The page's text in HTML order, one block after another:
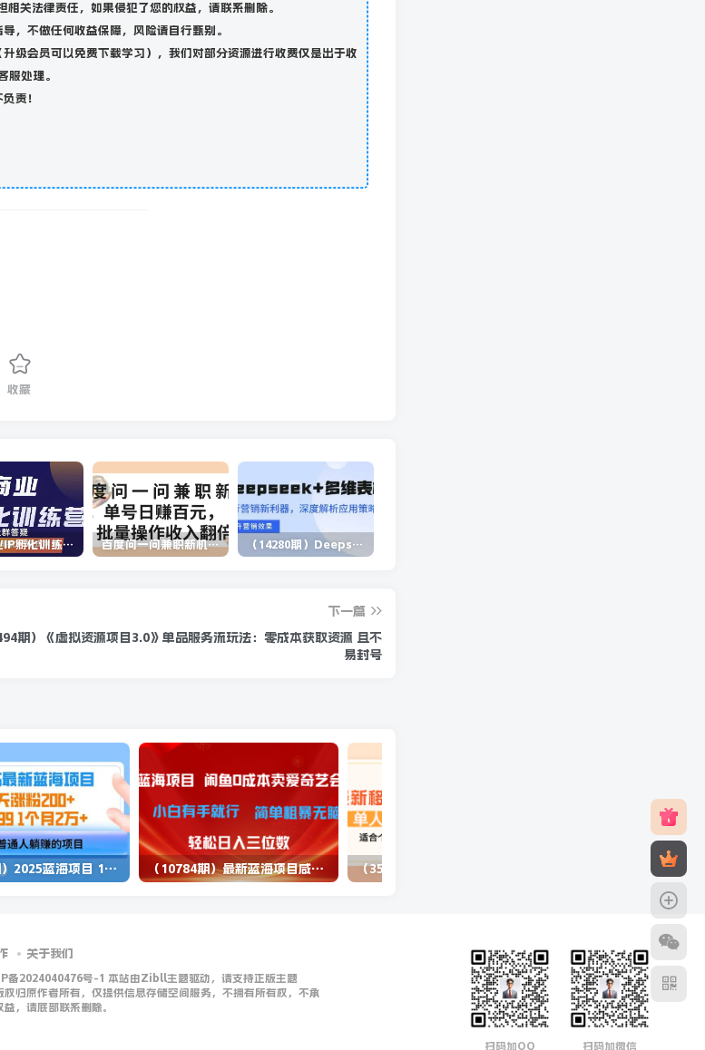
关法律责任，如果侵犯了您的权益，请联系删除。
，不做任何收益保障，风险请自行甄别。
级会员可以免费下载学习），我们对部分资源进行收费仅是出于收
服处理。
责！
收藏
杨名商业IP孵化训练营，从商业到内容到转化一站式学 价值5980元 百度问一问兼职新机遇，单号日赚百元，批量操作收入翻倍 （14280期）Deepseek+多维表格，银行营销新利器，深度解析应用策略，提升营销效果
下一篇
期）《虚拟资源项目3.0》单品服务流玩法：零成本获取资源 且不
易封号
（14573期）2025蓝海项目 1天涨粉200+ 1单99 1个月2万+ （10784期）最新蓝海项目咸鱼零成本卖爱奇艺会员小白有手就行 无脑操作轻松日入三位数
关于我们
备2024040476号-1 本站由Zibll主题驱动，请支持正版主题
归原作者所有，仅提供信息存储空间服务，不拥有所有权，不承
，请底部联系删除。
扫码加QQ 扫码加微信